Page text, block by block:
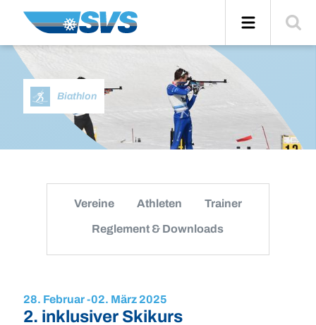
Inhalt
Biathlon
Vereine Athleten Trainer
Reglement & Downloads
28. Februar -02. März 2025
2. inklusiver Skikurs